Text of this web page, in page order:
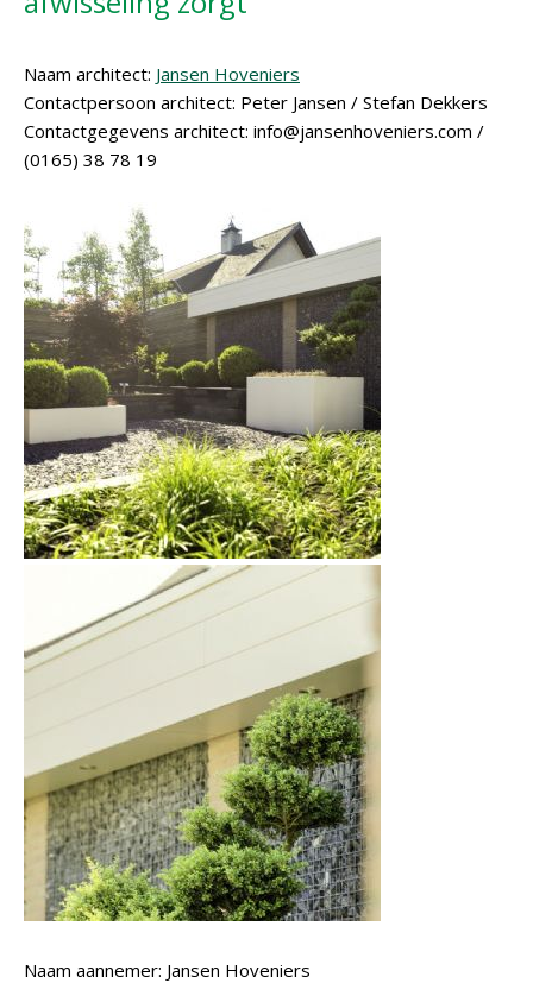
Naam architect: Jansen Hoveniers
Contactpersoon architect: Peter Jansen / Stefan Dekkers
Contactgegevens architect: info@jansenhoveniers.com /
(0165) 38 78 19
Naam aannemer: Jansen Hoveniers